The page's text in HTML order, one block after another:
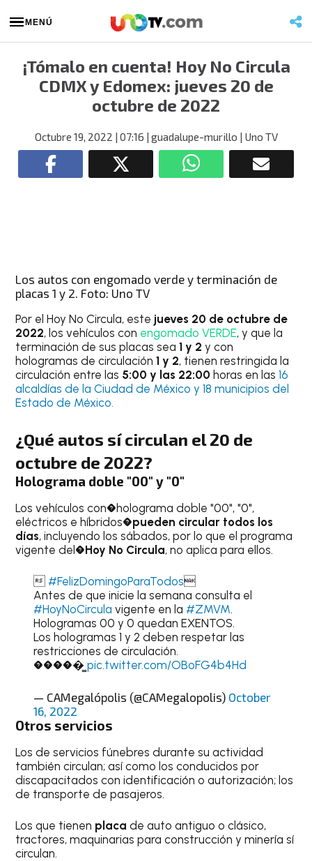
MENÚ
¡Tómalo en cuenta! Hoy No Circula
CDMX y Edomex: jueves 20 de
octubre de 2022
Octubre 19, 2022 | 07:16 | guadalupe-murillo | Uno TV
Los autos con engomado verde y terminación de
placas 1 y 2. Foto: Uno TV
Por el Hoy No Circula, este jueves 20 de octubre de
2022, los vehículos con engomado VERDE, y que la
terminación de sus placas sea1 y 2 y con
hologramas de circulación1 y 2, tienen restringida la
circulación entre las 5:00 y las 22:00 horas en las16
alcaldías de la Ciudad de México y 18 municipios del
Estado de México.
¿Qué autos sí circulan el 20 de
octubre de 2022?
Holograma doble "00" y "0"
Los vehículos con�holograma doble "00", "0",
eléctricos e híbridos�pueden circular todos los
días, incluyendo los sábados, por lo que el programa
vigente del�Hoy No Circula, no aplica para ellos.
#FelizDomingoParaTodos
Antes de que inicie la semana consulta el
#HoyNoCircula vigente en la #ZMVM.
Hologramas 00 y 0 quedan EXENTOS.
Los hologramas 1 y 2 deben respetar las
restricciones de circulación.
�����͚ pic.twitter.com/OBoFG4b4Hd
— CAMegalópolis (@CAMegalopolis) October
16, 2022
Otros servicios
Los de servicios fúnebres durante su actividad
también circulan; así como los conducidos por
discapacitados con identificación o autorización; los
de transporte de pasajeros.
Los que tienen placade auto antiguo o clásico,
tractores, maquinarias para construcción y minería sí
circulan.